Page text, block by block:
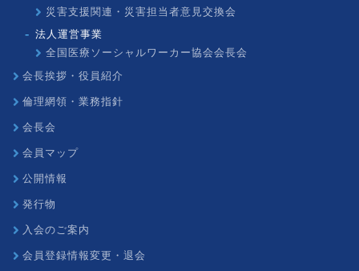
災害支援関連・災害担当者意見交換会
法人運営事業
全国医療ソーシャルワーカー協会会長会
会長挨拶・役員紹介
倫理網領・業務指針
会長会
会員マップ
公開情報
発行物
入会のご案内
会員登録情報変更・退会